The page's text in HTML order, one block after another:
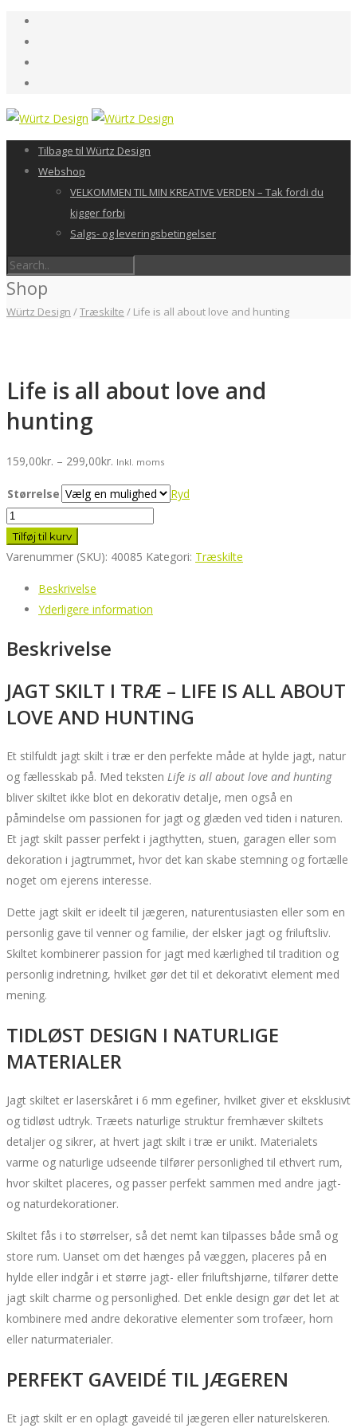
Tilbage til Würtz Design
Webshop
VELKOMMEN TIL MIN KREATIVE VERDEN – Tak fordi du
kigger forbi
Salgs- og leveringsbetingelser
Shop
Würtz Design /Træskilte / Life is all about love and hunting
Life is all about love and
hunting
159,00kr. – 299,00kr. Prisinterval:
til
299,00kr.
Inkl. moms
Størrelse
Ryd
Life
is
all
hunting
antal
Tilføj til kurv
Varenummer (SKU): 40085 Kategori: Træskilte
Beskrivelse
Yderligere information
Beskrivelse
JAGT SKILT I TRÆ – LIFE IS ALL ABOUT
LOVE AND HUNTING
Et stilfuldt jagt skilt i træ er den perfekte måde at hylde jagt, natur
og fællesskab på. Med teksten Life is all about love and hunting
bliver skiltet ikke blot en dekorativ detalje, men også en
påmindelse om passionen for jagt og glæden ved tiden i naturen.
Et jagt skilt passer perfekt i jagthytten, stuen, garagen eller som
dekoration i jagtrummet, hvor det kan skabe stemning og fortælle
noget om ejerens interesse.
Dette jagt skilt er ideelt til jægeren, naturentusiasten eller som en
personlig gave til venner og familie, der elsker jagt og friluftsliv.
Skiltet kombinerer passion for jagt med kærlighed til tradition og
personlig indretning, hvilket gør det til et dekorativt element med
mening.
TIDLØST DESIGN I NATURLIGE
MATERIALER
Jagt skiltet er laserskåret i 6 mm egefiner, hvilket giver et eksklusivt
og tidløst udtryk. Træets naturlige struktur fremhæver skiltets
detaljer og sikrer, at hvert jagt skilt i træ er unikt. Materialets
varme og naturlige udseende tilfører personlighed til ethvert rum,
hvor skiltet placeres, og passer perfekt sammen med andre jagt-
og naturdekorationer.
Skiltet fås i to størrelser, så det nemt kan tilpasses både små og
store rum. Uanset om det hænges på væggen, placeres på en
hylde eller indgår i et større jagt- eller friluftshjørne, tilfører dette
jagt skilt charme og personlighed. Det enkle design gør det let at
kombinere med andre dekorative elementer som trofæer, horn
eller naturmaterialer.
PERFEKT GAVEIDÉ TIL JÆGEREN
Et jagt skilt er en oplagt gaveidé til jægeren eller naturelskeren.